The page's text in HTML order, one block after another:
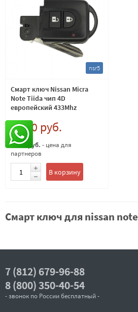
nsr5
Смарт ключ Nissan Micra
Note Tiida чип 4D
европейский 433Mhz
9 000 руб.
8 500 руб. - цена для
партнеров
В корзину
Смарт ключ для nissan note
7 (812) 679-96-88
8 (800) 350-40-54
- звонок по России бесплатный -